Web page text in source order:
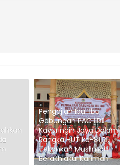
Pengajian Ibu-Ibu
Gabungan PAC LDII
Kayuringin Jaya Dalam
Rangka HUT ke-81 RI,
Tekankan Muslimah
Berakhlakul Karimah